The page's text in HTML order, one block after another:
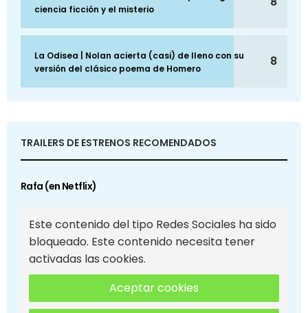
ciencia ficción y el misterio
La Odisea | Nolan acierta (casi) de lleno con su
versión del clásico poema de Homero
8
TRAILERS DE ESTRENOS RECOMENDADOS
Rafa (en Netflix)
Este contenido del tipo Redes Sociales ha sido
bloqueado. Este contenido necesita tener
activadas las cookies.
Aceptar cookies